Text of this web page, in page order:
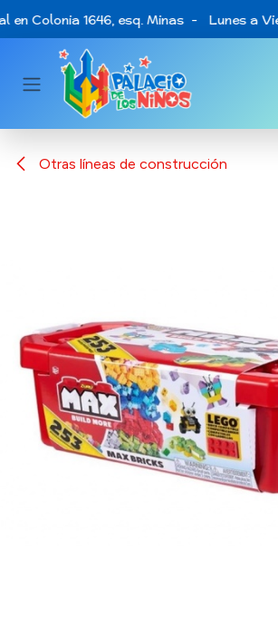
Ir al contenido
Colonia 1646, esq. Minas - Lunes a
Otras líneas de construcción